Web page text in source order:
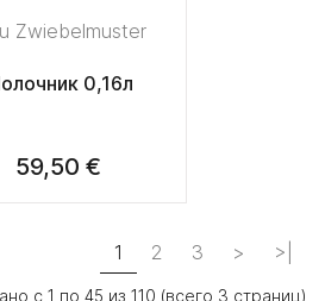
Zwiebelmuster
0,16л
59,50 €
1 2 3 > >|
с 1 по 45 из 110 (всего 3 страниц)